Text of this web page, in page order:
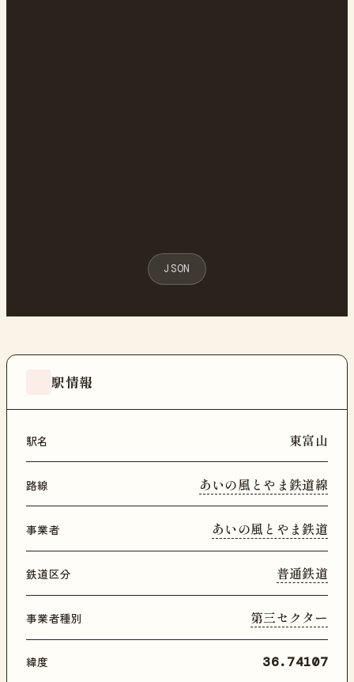
JSON
駅情報
駅名 東富山
路線 あいの風とやま鉄道線
事業者 あいの風とやま鉄道
鉄道区分 普通鉄道
事業者種別 第三セクター
緯度 36.74107